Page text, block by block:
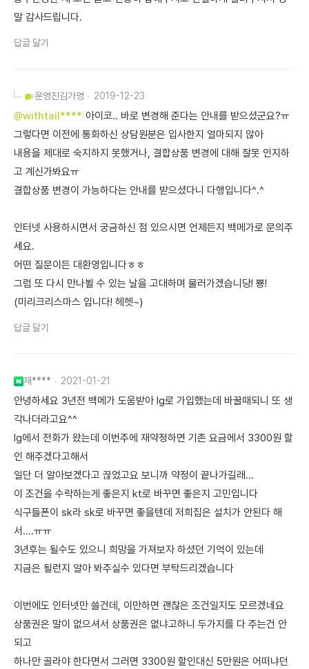
말 감사드립니다.
답글 달기
운영진김가영 2019-12-23
@withtail**** 아이코.. 바로 변경해 준다는 안내를 받으셨군요?ㅠ
그렇다면 이전에 통화하신 상담원분은 입사한지 얼마되지 않아
내용을 제대로 숙지하지 못했거나, 결합상품 변경에 대해 잘못 인지하
고 계신가봐요ㅠ
결합상품 변경이 가능하다는 안내를 받으셨다니 다행입니다^.^
인터넷 사용하시면서 궁금하신 점 있으시면 언제든지 백메가로 문의주
세요.
어떤 질문이든 대환영입니다ㅎㅎ
그럼 또 다시 만나뵐 수 있는 날을 고대하며 물러가겠습니당! 뿅!
(미리크리스마스 입니다! 헤헷~)
답글 달기
재**** 2021-01-21
안녕하세요 3년전 백메가 도움받아 lg로 가입했는데 바꿀때되니 또 생
각나더라고요^^
lg에서 전화가 왔는데 이번주에 재약정하면 기존 요금에서 3300원 할
인 해주겠다고해서
일단 더 알아보겠다고 끊었고요 보니까 약정이 끝나가길래...
이 조건을 수락하는게 좋은지 kt로 바꾸면 좋은지 고민입니다
식구들폰이 sk라 sk로 바꾸면 좋을텐데 저희집은 설치가 안된다 해
서....ㅠㅠ
3년후는 될수도 있으니 희망을 가져보자 하셨던 기억이 있는데
지금은 될런지 알아 봐주실수 있다면 부탁드리겠습니다
이번에도 인터넷만 쓸건데, 이만하면 괜찮은 조건일지도 모르겠네요
상품권은 말이 없으셔서 상품권은 없냐고하니 두가지를 다 주는건 안
되고
하나만 골라야 한다면서 그러면 3300원 할인대신 5만원은 어떠냐던